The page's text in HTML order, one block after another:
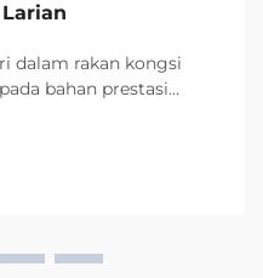
dalam rakan kongsi
bahan prestasi
semak audit kilang hari